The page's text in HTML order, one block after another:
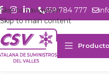
Skip to navigation
Skip to main content
659 784 777
Inicio Productos